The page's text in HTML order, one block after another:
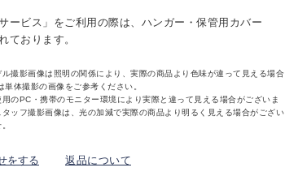
ービス」をご利用の際は、ハンガー・保管用カバー
ております。
撮影画像は照明の関係により、実際の商品より色味が違って見える場合
体撮影の画像をご参考ください。
のPC・携帯のモニター環境により実際と違って見える場合がございま
ッフ撮影画像は、光の加減で実際の商品より明るく見える場合がござい
をする 返品について